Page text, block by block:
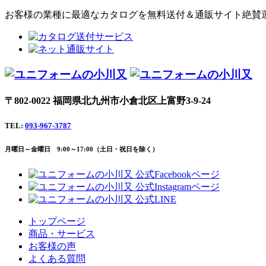
お客様の業種に最適なカタログを無料送付＆通販サイト絶賛
〒802-0022 福岡県北九州市小倉北区上富野3-9-24
TEL: 093-967-3787
月曜日～金曜日 9:00～17:00（土日・祝日を除く）
トップページ
商品・サービス
お客様の声
よくある質問